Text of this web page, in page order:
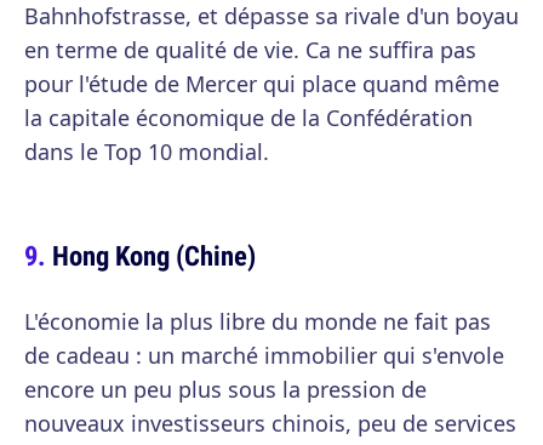
Bahnhofstrasse, et dépasse sa rivale d'un boyau
en terme de qualité de vie. Ca ne suffira pas
pour l'étude de Mercer qui place quand même
la capitale économique de la Confédération
dans le Top 10 mondial.
Hong Kong (Chine)
L'économie la plus libre du monde ne fait pas
de cadeau : un marché immobilier qui s'envole
encore un peu plus sous la pression de
nouveaux investisseurs chinois, peu de services